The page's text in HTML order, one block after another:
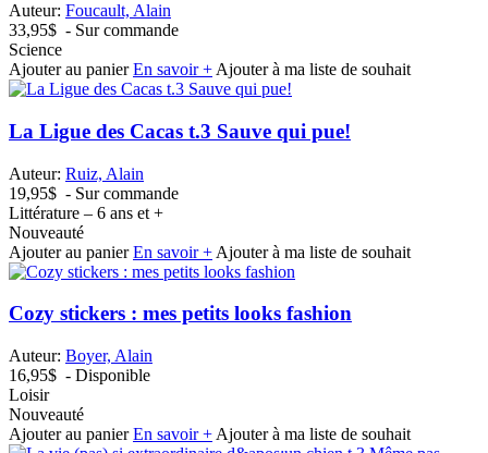
Auteur: Foucault, Alain
33,95$ - Sur commande
Science
Ajouter au panier En savoir + Ajouter à ma liste de souhait
La Ligue des Cacas t.3 Sauve qui pue!
Auteur: Ruiz, Alain
19,95$ - Sur commande
Littérature – 6 ans et +
Nouveauté
Ajouter au panier En savoir + Ajouter à ma liste de souhait
Cozy stickers : mes petits looks fashion
Auteur: Boyer, Alain
16,95$ - Disponible
Loisir
Nouveauté
Ajouter au panier En savoir + Ajouter à ma liste de souhait